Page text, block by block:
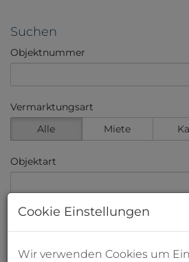
Suchen
Objektnummer
Vermarktungsart
Alle
Miete
Objektart
Preis
Cookie Einstellungen
Wir verwenden Cookies um